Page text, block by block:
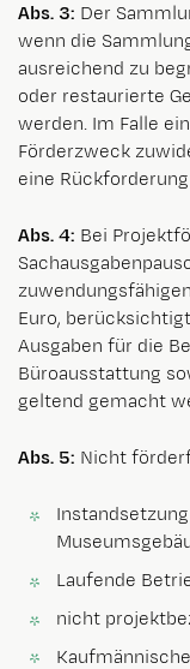
Abs. 3: Der
wenn die
ausreichend zu
oder restaurierte
werden. Im Falle
Förderzweck
eine
Abs. 4: Bei
Euro,
Ausgaben für die
Büroausstattung
geltend gemacht
Abs. 5: Nicht
Laufende
nicht